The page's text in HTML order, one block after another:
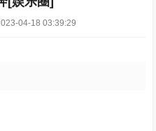
04-18 03:39:29